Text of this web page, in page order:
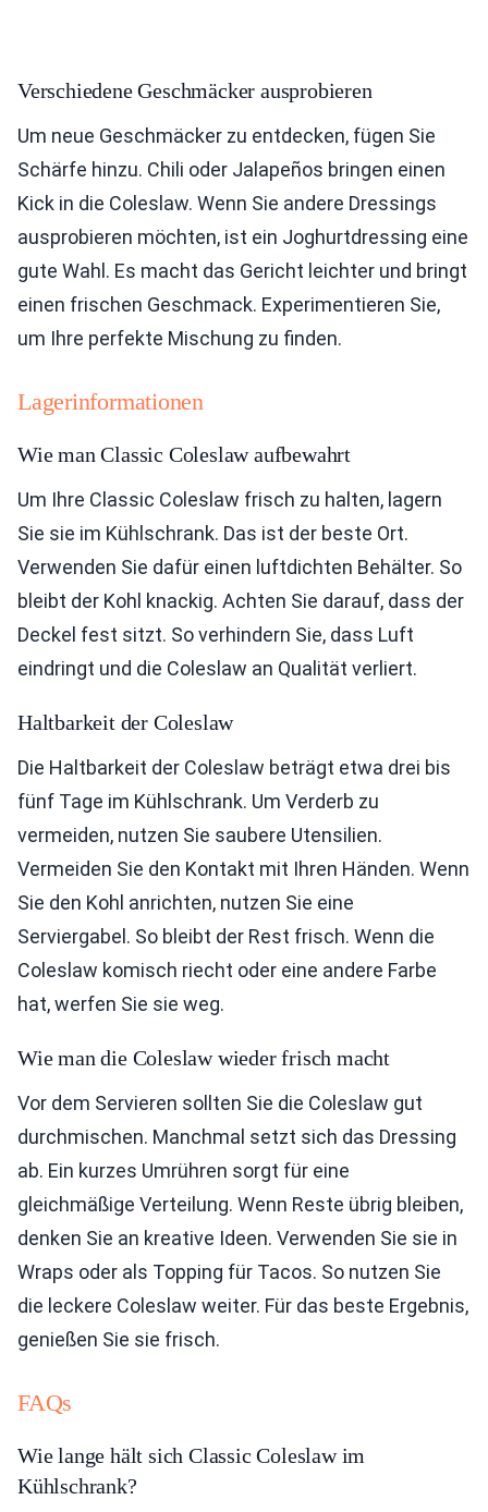
Verschiedene Geschmäcker ausprobieren
Um neue Geschmäcker zu entdecken, fügen Sie
Schärfe hinzu. Chili oder Jalapeños bringen einen
Kick in die Coleslaw. Wenn Sie andere Dressings
ausprobieren möchten, ist ein Joghurtdressing eine
gute Wahl. Es macht das Gericht leichter und bringt
einen frischen Geschmack. Experimentieren Sie,
um Ihre perfekte Mischung zu finden.
Lagerinformationen
Wie man Classic Coleslaw aufbewahrt
Um Ihre Classic Coleslaw frisch zu halten, lagern
Sie sie im Kühlschrank. Das ist der beste Ort.
Verwenden Sie dafür einen luftdichten Behälter. So
bleibt der Kohl knackig. Achten Sie darauf, dass der
Deckel fest sitzt. So verhindern Sie, dass Luft
eindringt und die Coleslaw an Qualität verliert.
Haltbarkeit der Coleslaw
Die Haltbarkeit der Coleslaw beträgt etwa drei bis
fünf Tage im Kühlschrank. Um Verderb zu
vermeiden, nutzen Sie saubere Utensilien.
Vermeiden Sie den Kontakt mit Ihren Händen. Wenn
Sie den Kohl anrichten, nutzen Sie eine
Serviergabel. So bleibt der Rest frisch. Wenn die
Coleslaw komisch riecht oder eine andere Farbe
hat, werfen Sie sie weg.
Wie man die Coleslaw wieder frisch macht
Vor dem Servieren sollten Sie die Coleslaw gut
durchmischen. Manchmal setzt sich das Dressing
ab. Ein kurzes Umrühren sorgt für eine
gleichmäßige Verteilung. Wenn Reste übrig bleiben,
denken Sie an kreative Ideen. Verwenden Sie sie in
Wraps oder als Topping für Tacos. So nutzen Sie
die leckere Coleslaw weiter. Für das beste Ergebnis,
genießen Sie sie frisch.
FAQs
Wie lange hält sich Classic Coleslaw im
Kühlschrank?